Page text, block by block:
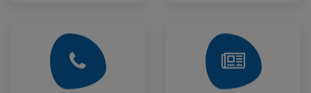
Mai Mult Mai Mult